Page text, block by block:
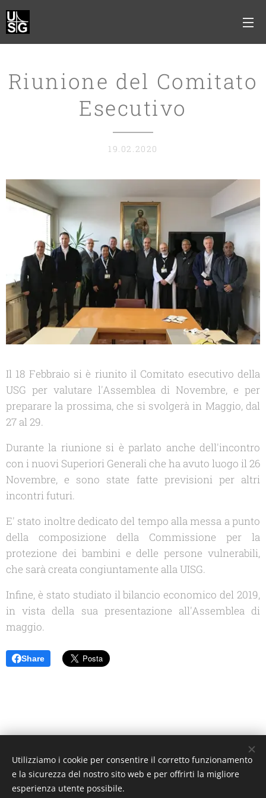
Riunione del Comitato
Esecutivo
19.02.2020
Il 18 Febbraio si è riunito il Comitato esecutivo della
USG per valutare l'Assemblea di Novembre, e per
preparare la prossima, che si svolgerà in Maggio, dal
27 al 29.
Durante la riunione si è parlato anche dell'incontro
con i nuovi Superiori Generali che ha avuto luogo il 26
Novembre, e sono state fatte previsioni per altri
incontri futuri.
E' stato inoltre dedicato del tempo alla messa a punto
della composizione della Commissione per la
protezione dei bambini e delle persone vulnerabili,
che sarà creata congiuntamente alla UISG.
Infine, è stato studiato il bilancio economico del 2019,
in vista della sua presentazione all'Assemblea di
maggio.
Share
Unione Superiori Generali - Via dei Penitenzieri 19 -00193 ROMA
Cookies
Utilizziamo i cookie per consentire il corretto funzionamento
e la sicurezza del nostro sito web e per offrirti la migliore
esperienza utente possibile.